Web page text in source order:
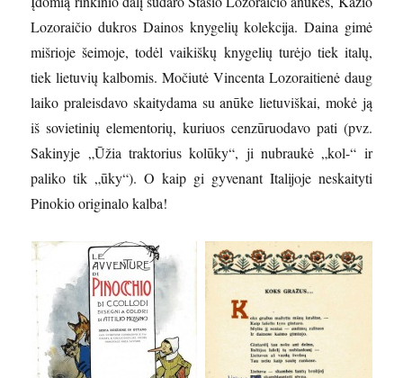
Lozoraičio dukros Dainos knygelių kolekcija. Daina gimė
mišrioje šeimoje, todėl vaikiškų knygelių turėjo tiek italų,
tiek lietuvių kalbomis. Močiutė Vincenta Lozoraitienė daug
laiko praleisdavo skaitydama su anūke lietuviškai, mokė ją
iš sovietinių elementorių, kuriuos cenzūruodavo pati (pvz.
Sakinyje „Ūžia traktorius kolūky“, ji nubraukė „kol-“ ir
paliko tik „ūky“). O kaip gi gyvenant Italijoje neskaityti
Pinokio originalo kalba!